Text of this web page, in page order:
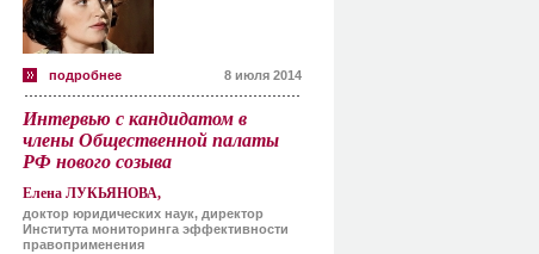
подробнее 8 июля 2014
Интервью с кандидатом в
члены Общественной палаты
РФ нового созыва
Елена ЛУКЬЯНОВА,
доктор юридических наук, директор
Института мониторинга эффективности
правоприменения